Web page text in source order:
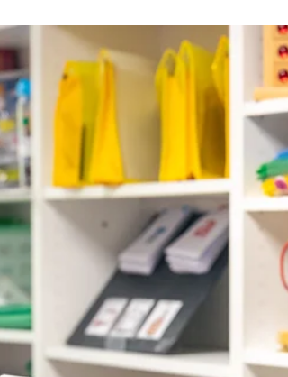
Description SEO – 500 caractères (optimisée
pour l’article) La Communication Alternative et
Améliorée (CAA) est aujourd’hui affirmée
comme un droit fondamental grâce à une
nouvelle ressource nationale publiée par
l’Agence nationale de la performance
et médico-sociale. Cet article présente les
principes, le cadre légal et les enjeux de la
pour les familles, l’école et les professionnels
du médico-social. Il met en lumière différents
acteurs comme Des Carrés dans